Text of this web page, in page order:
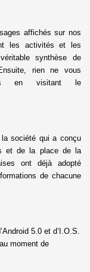
affichés sur nos
les activités et les
synthèse de
rien ne vous
en visitant le
société qui a conçu
et de la place de la
ont déjà adopté
de chacune
5.0 et d’I.O.S.
moment de